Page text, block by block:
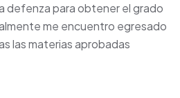
defenza para obtener el grado
me encuentro egresado
las materias aprobadas